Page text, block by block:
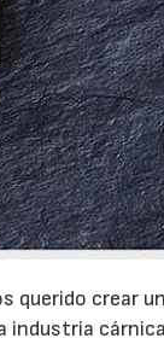
querido crear
industria